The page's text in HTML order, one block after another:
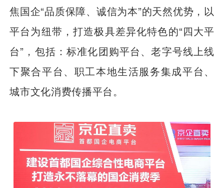
焦国企“品质保障、诚信为本”的天然优势，以
平台为纽带，打造极具差异化特色的“四大平
台”，包括：标准化团购平台、老字号线上线
下聚合平台、职工本地生活服务集成平台、
城市文化消费传播平台。